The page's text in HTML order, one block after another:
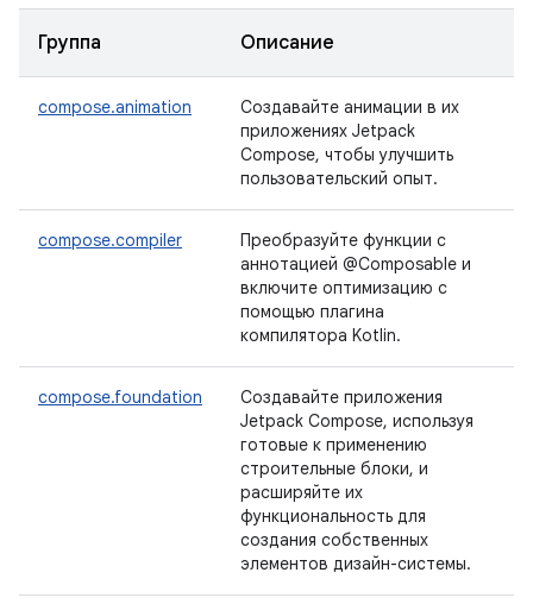
Группа Описание
compose.animation
Создавайте анимации в их
приложениях Jetpack
Compose, чтобы улучшить
пользовательский опыт.
compose.compiler
Преобразуйте функции с
аннотацией @Composable и
включите оптимизацию с
помощью плагина
компилятора Kotlin.
compose.foundation
Создавайте приложения
Jetpack Compose, используя
готовые к применению
строительные блоки, и
расширяйте их
функциональность для
создания собственных
элементов дизайн-системы.